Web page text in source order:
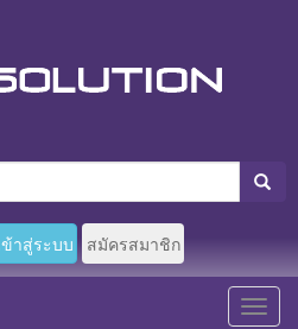
ข้าสู่ระบบ สมัครสมาชิก
T